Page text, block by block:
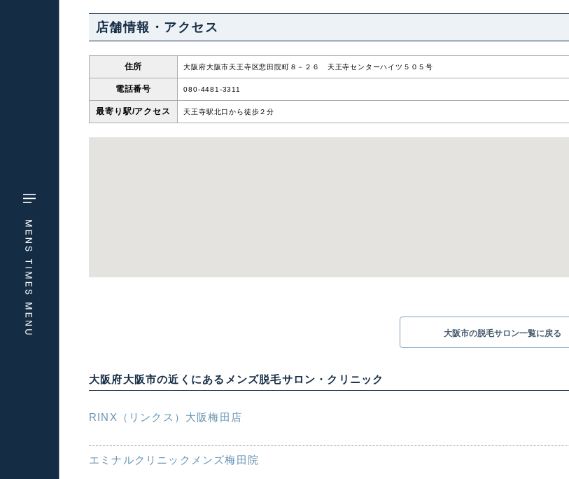
店舗情報・アクセス
住所 大阪府大阪市天王寺区悲田院町８－２６ 天王寺センターハイツ５０５号
電話番号 080-4481-3311
最寄り駅/アクセス 天王寺駅北口から徒歩２分
大阪市の脱毛サロン一覧に戻る
大阪府大阪市の近くにあるメンズ脱毛サロン・クリニック
RINX（リンクス）大阪梅田店
エミナルクリニックメンズ梅田院